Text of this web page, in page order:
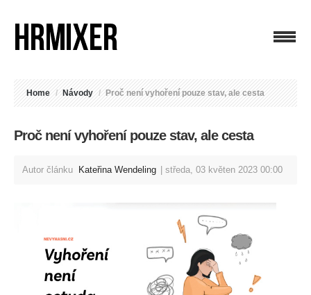
Home / Návody / Proč není vyhoření pouze stav, ale cesta
Proč není vyhoření pouze stav, ale cesta
Autor článku Kateřina Wendeling středa, 03 květen 2023 00:00